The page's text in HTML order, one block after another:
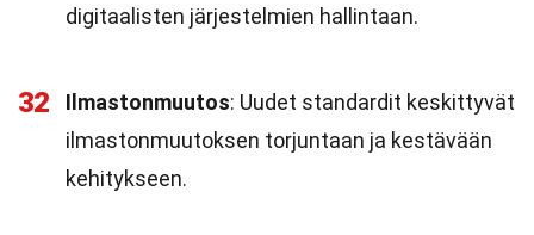
digitaalisten järjestelmien hallintaan.
32 Ilmastonmuutos: Uudet standardit keskittyvät
ilmastonmuutoksen torjuntaan ja kestävään
kehitykseen.